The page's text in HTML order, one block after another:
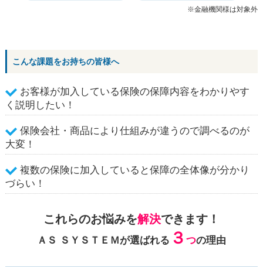
※金融機関様は対象外
こんな課題をお持ちの皆様へ
お客様が加入している保険の保障内容をわかりやす
く説明したい！
保険会社・商品により仕組みが違うので調べるのが
大変！
複数の保険に加入していると保障の全体像が分かり
づらい！
これらのお悩みを解決できます！
ＡＳ ＳＹＳＴＥＭが選ばれる ３ つの理由